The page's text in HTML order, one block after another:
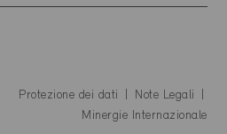
Protezione dei dati
Note Legali
Minergie Internazionale